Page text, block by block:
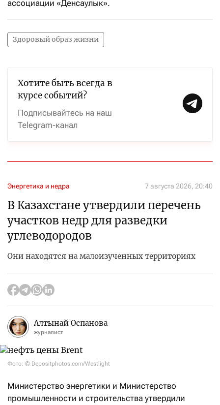
ассоциации «Денсаулык».
Здоровый образ жизни
Хотите быть всегда в
курсе событий?
Подписывайтесь на наш
Telegram-канал
Энергетика и недра 7 августа 2026, 20:40
В Казахстане утвердили перечень
участков недр для разведки
углеводородов
Они находятся на малоизученных территориях
Алтынай Оспанова
журналист
Фото: © Depositphotos.com/Westlight
Министерство энергетики и Министерство
промышленности и строительства утвердили